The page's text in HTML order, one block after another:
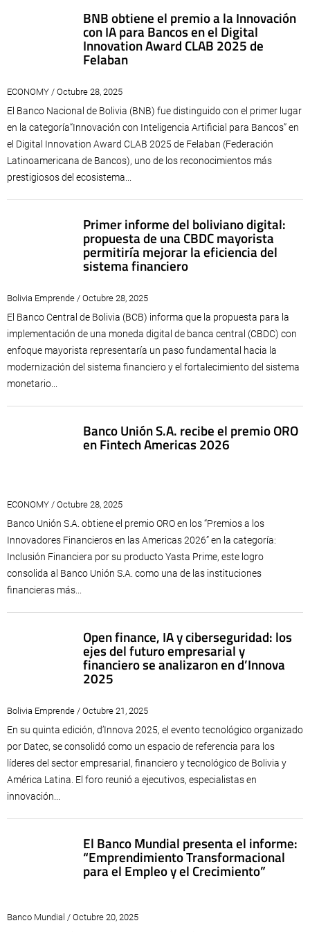
BNB obtiene el premio a la Innovación
con IA para Bancos en el Digital
Innovation Award CLAB 2025 de
Felaban
ECONOMY / Octubre 28, 2025
El Banco Nacional de Bolivia (BNB) fue distinguido con el primer lugar
en la categoría“Innovación con Inteligencia Artificial para Bancos” en
el Digital Innovation Award CLAB 2025 de Felaban (Federación
Latinoamericana de Bancos), uno de los reconocimientos más
prestigiosos del ecosistema...
Primer informe del boliviano digital:
propuesta de una CBDC mayorista
permitiría mejorar la eficiencia del
sistema financiero
Bolivia Emprende / Octubre 28, 2025
El Banco Central de Bolivia (BCB) informa que la propuesta para la
implementación de una moneda digital de banca central (CBDC) con
enfoque mayorista representaría un paso fundamental hacia la
modernización del sistema financiero y el fortalecimiento del sistema
monetario...
Banco Unión S.A. recibe el premio ORO
en Fintech Americas 2026
ECONOMY / Octubre 28, 2025
Banco Unión S.A. obtiene el premio ORO en los “Premios a los
Innovadores Financieros en las Americas 2026” en la categoría:
Inclusión Financiera por su producto Yasta Prime, este logro
consolida al Banco Unión S.A. como una de las instituciones
financieras más...
Open finance, IA y ciberseguridad: los
ejes del futuro empresarial y
financiero se analizaron en d’Innova
2025
Bolivia Emprende / Octubre 21, 2025
En su quinta edición, d’Innova 2025, el evento tecnológico organizado
por Datec, se consolidó como un espacio de referencia para los
líderes del sector empresarial, financiero y tecnológico de Bolivia y
América Latina. El foro reunió a ejecutivos, especialistas en
innovación...
El Banco Mundial presenta el informe:
“Emprendimiento Transformacional
para el Empleo y el Crecimiento”
Banco Mundial / Octubre 20, 2025